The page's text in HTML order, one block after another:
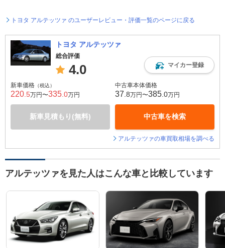
トヨタ アルテッツァ のユーザーレビュー・評価一覧のページに戻る
トヨタ アルテッツァ
総合評価
4.0 マイカー登録
新車価格 （税込）
220 .5万円〜335 .0万円
新車見積もり(無料)
中古車本体価格
37 .8万円〜385 .0万円
中古車を検索
アルテッツァの車買取相場を調べる
アルテッツァを見た人はこんな車と比較しています